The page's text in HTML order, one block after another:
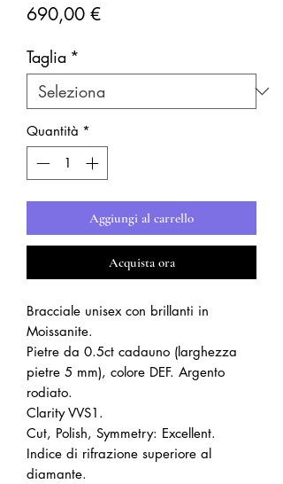
690,00 €Prezzo
Taglia *
Quantità *
Aggiungi al carrello
Acquista ora
Bracciale unisex con brillanti in
Moissanite.
Pietre da 0.5ct cadauno (larghezza
pietre 5 mm), colore DEF. Argento
rodiato.
Clarity VVS1.
Cut, Polish, Symmetry: Excellent.
Indice di rifrazione superiore al
diamante.